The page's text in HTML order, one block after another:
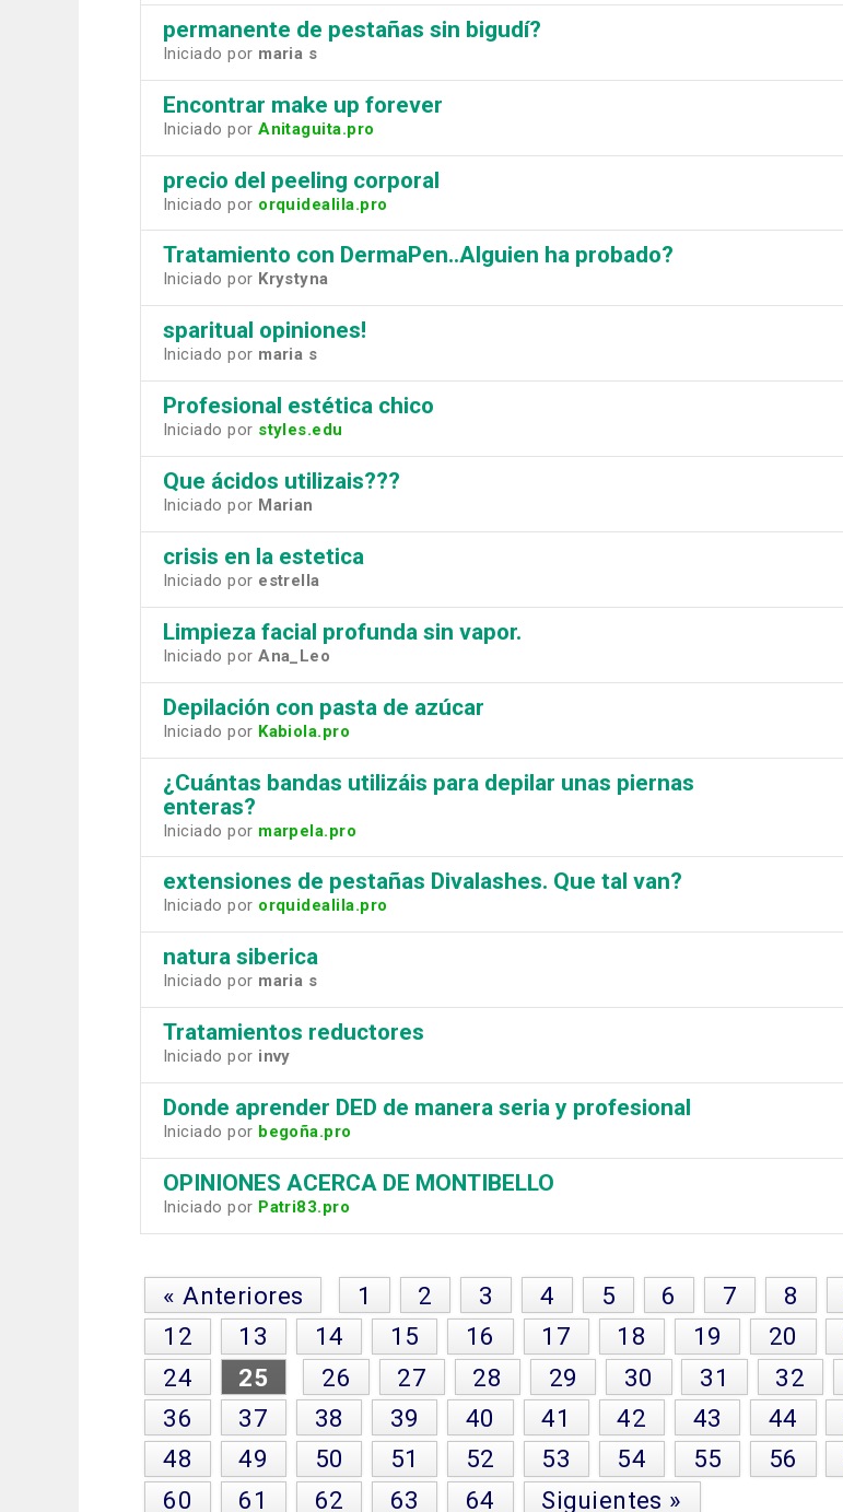
permanente de pestañas sin bigudí?
Iniciado por maria s
Encontrar make up forever
Iniciado porAnitaguita.pro
precio del peeling corporal
Iniciado por orquidealila.pro
Tratamiento con DermaPen..Alguien ha probado?
Iniciado por Krystyna
sparitual opiniones!
Iniciado por maria s
Profesional estética chico
Iniciado por styles.edu
Que ácidos utilizais???
Iniciado por Marian
crisis en la estetica
Iniciado por estrella
Limpieza facial profunda sin vapor.
Iniciado porAna_Leo
Depilación con pasta de azúcar
Iniciado por Kabiola.pro
¿Cuántas bandas utilizáis para depilar unas piernas
enteras?
Iniciado por marpela.pro
extensiones de pestañas Divalashes. Que tal van?
Iniciado por orquidealila.pro
natura siberica
Iniciado por maria s
Tratamientos reductores
Iniciado por invy
Donde aprender DED de manera seria y profesional
Iniciado por begoña.pro
OPINIONES ACERCA DE MONTIBELLO
Iniciado por Patri83.pro
« Anteriores 1 2 3 4 5 6 7 8
12
13 14 15 16 17 18 19 20
24
25 26 27 28 29 30 31 32
36
37 38 39 40 41 42 43 44
48
49 50 51 52 53 54 55 56
60
61 62 63 64 Siguientes »